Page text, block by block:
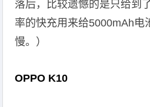
落后，比较遗憾的是只给到
率的快充用来给5000mAh电
慢。）
OPPO K10